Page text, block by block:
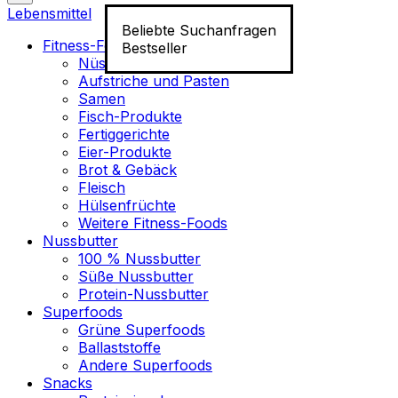
Beliebte Suchanfragen
Bestseller
Lebensmittel
Fitness-Food
Nüsse
Aufstriche und Pasten
Samen
Fisch-Produkte
Fertiggerichte
Eier-Produkte
Brot & Gebäck
Fleisch
Hülsenfrüchte
Weitere Fitness-Foods
Nussbutter
100 % Nussbutter
Süße Nussbutter
Protein-Nussbutter
Superfoods
Grüne Superfoods
Ballaststoffe
Andere Superfoods
Snacks